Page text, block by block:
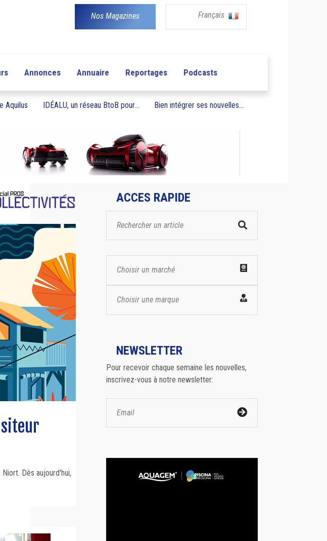
Nos Magazines Français
Annonces Annuaire Reportages Podcasts
Aquilus IDÉALU, un réseau BtoB pour... Bien intégrer ses nouvelles...
Dès aujourd'hui,
ACCES RAPIDE
Choisir un marché
Choisir une marque
NEWSLETTER
Pour recevoir chaque semaine les nouvelles,
inscrivez-vous à notre newsletter: